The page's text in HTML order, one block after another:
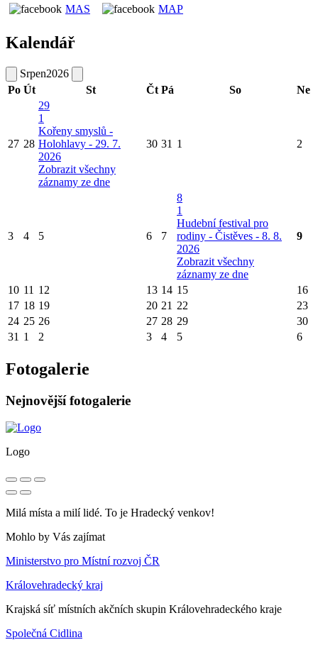
MAS MAP
Kalendář
Srpen2026
Po Út St Čt Pá So Ne
27 28
29
1
Kořeny smyslů -
Holohlavy - 29. 7.
2026
Zobrazit všechny
záznamy ze dne
30 31 1 2
3 4 5 6 7
8
1
Hudební festival pro
rodiny - Čistěves - 8. 8.
2026
Zobrazit všechny
záznamy ze dne
9
10 11 12 13 14 15
16
17 18 19 20 21 22
23
24 25 26 27 28 29
30
31 1 2 3 4 5 6
Fotogalerie
Nejnovější fotogalerie
Logo
Milá místa a milí lidé. To je Hradecký venkov!
Mohlo by Vás zajímat
Ministerstvo pro Místní rozvoj ČR
Královehradecký kraj
Krajská síť místních akčních skupin Královehradeckého kraje
Společná Cidlina